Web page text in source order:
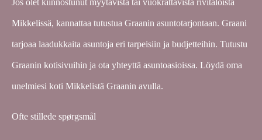
Jos olet kiinnostunut myytävistä tai vuokrattavista rivitaloista
Mikkelissä, kannattaa tutustua Graanin asuntotarjontaan. Graani
tarjoaa laadukkaita asuntoja eri tarpeisiin ja budjetteihin. Tutustu
Graanin kotisivuihin ja ota yhteyttä asuntoasioissa. Löydä oma
unelmiesi koti Mikkelistä Graanin avulla.
Ofte stillede spørgsmål